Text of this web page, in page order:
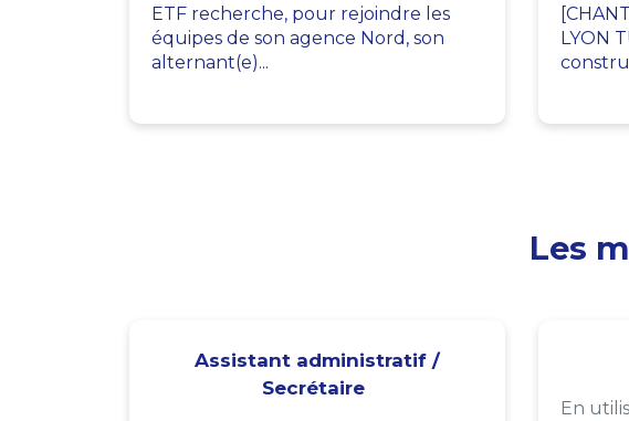
ETF recherche, pour rejoindre les
équipes de son agence Nord, son
alternant(e)...
LYON
Les
Assistant administratif /
Secrétaire
En